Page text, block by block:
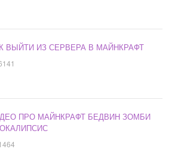
ВЫЙТИ ИЗ СЕРВЕРА В МАЙНКРАФТ
ПРО МАЙНКРАФТ БЕДВИН ЗОМБИ